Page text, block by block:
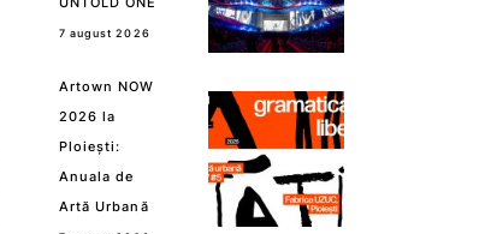
7 august 2026
Artown NOW
2026 la
Ploiești:
Anuala de
Artă Urbană